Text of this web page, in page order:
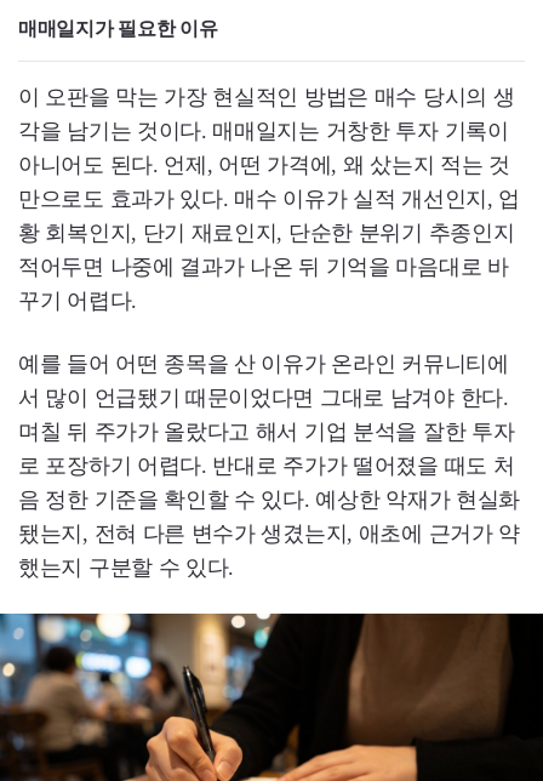
매매일지가 필요한 이유
이 오판을 막는 가장 현실적인 방법은 매수 당시의 생
각을 남기는 것이다. 매매일지는 거창한 투자 기록이
아니어도 된다. 언제, 어떤 가격에, 왜 샀는지 적는 것
만으로도 효과가 있다. 매수 이유가 실적 개선인지, 업
황 회복인지, 단기 재료인지, 단순한 분위기 추종인지
적어두면 나중에 결과가 나온 뒤 기억을 마음대로 바
꾸기 어렵다.
예를 들어 어떤 종목을 산 이유가 온라인 커뮤니티에
서 많이 언급됐기 때문이었다면 그대로 남겨야 한다.
며칠 뒤 주가가 올랐다고 해서 기업 분석을 잘한 투자
로 포장하기 어렵다. 반대로 주가가 떨어졌을 때도 처
음 정한 기준을 확인할 수 있다. 예상한 악재가 현실화
됐는지, 전혀 다른 변수가 생겼는지, 애초에 근거가 약
했는지 구분할 수 있다.